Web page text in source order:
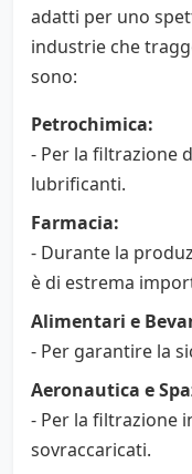
adatti per uno
industrie che
sono:
Petrochimica:
- Per la filtrazione
lubrificanti.
Farmacia:
- Durante la
è di estrema
Alimentari e
- Per garantire la
Aeronautica e
- Per la filtrazione
sovraccaricati.